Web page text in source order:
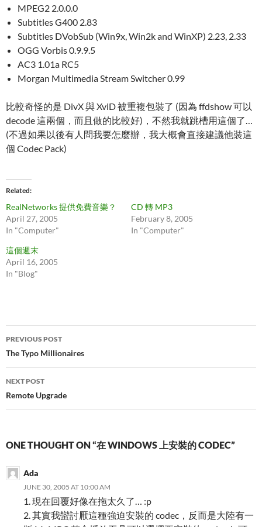
MPEG2 2.0.0.0
Subtitles G400 2.83
Subtitles DVobSub (Win9x, Win2k and WinXP) 2.23, 2.33
OGG Vorbis 0.9.9.5
AC3 1.01a RC5
Morgan Multimedia Stream Switcher 0.99
比較奇怪的是 DivX 與 XviD 被重複包裝了 (因為 ffdshow 可以
decode 這兩個，而且做的比較好)，不然我就跳槽用這個了…
(不過如果以後有人問我要怎麼辦，我大概會直接建議他裝這
個 Codec Pack)
Related
RealNetworks 提供免費音樂？
April 27, 2005
In "Computer"
CD 轉 MP3
February 8, 2005
In "Computer"
這個週末
April 16, 2005
In "Blog"
Post
navigation
PREVIOUS POST
The Typo Millionaires
NEXT POST
Remote Upgrade
ONE THOUGHT ON “在 WINDOWS 上安裝的 CODEC”
Ada
JUNE 30, 2005 AT 10:00 AM
1. 現在回覆好像在拖太久了… :p
2. 其實我蠻討厭這種強迫安裝的 codec，反而是大陸有一